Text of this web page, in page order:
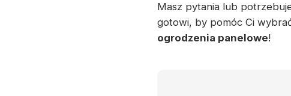
Masz pytania lub
gotowi, by pomóc Ci
ogrodzenia panelowe!